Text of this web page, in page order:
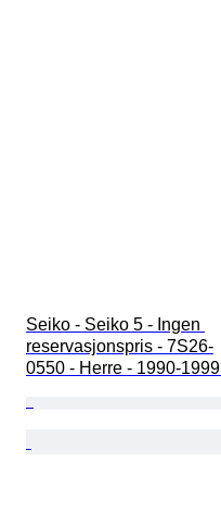
Seiko - Seiko 5 - Ingen
reservasjonspris - 7S26-
0550 - Herre - 1990-1999